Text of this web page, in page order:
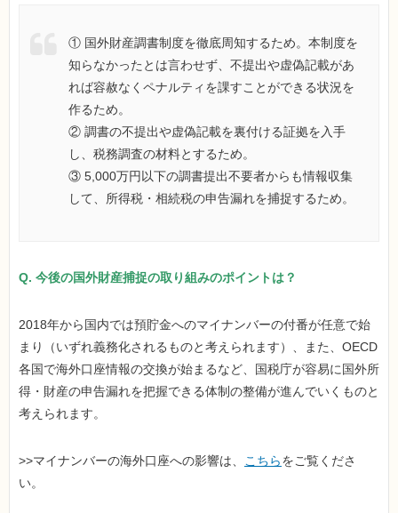
① 国外財産調書制度を徹底周知するため。本制度を
知らなかったとは言わせず、不提出や虚偽記載があ
れば容赦なくペナルティを課すことができる状況を
作るため。
② 調書の不提出や虚偽記載を裏付ける証拠を入手
し、税務調査の材料とするため。
③ 5,000万円以下の調書提出不要者からも情報収集
して、所得税・相続税の申告漏れを捕捉するため。
Q. 今後の国外財産捕捉の取り組みのポイントは？
2018年から国内では預貯金へのマイナンバーの付番が任意で始
まり（いずれ義務化されるものと考えられます）、また、OECD
各国で海外口座情報の交換が始まるなど、国税庁が容易に国外所
得・財産の申告漏れを把握できる体制の整備が進んでいくものと
考えられます。
>>マイナンバーの海外口座への影響は、 こちらをご覧くださ
い。